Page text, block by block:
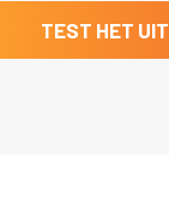
TEST HET UIT